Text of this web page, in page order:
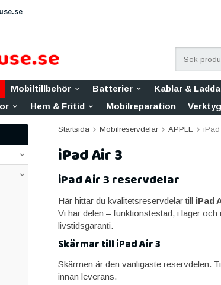
Mobiltillbehör Batterier Kablar &
Hem & Fritid Mobilreparation Verktyg
Startsida Mobilreservdelar APPLE iPad
iPad Air 3
iPad Air 3 reservdelar
Här hittar du kvalitetsreservdelar till iPad
Vi har delen – funktionstestad, i lager
livstidsgaranti.
Skärmar till iPad Air 3
Skärmen är den vanligaste reservdelen.
innan leverans.